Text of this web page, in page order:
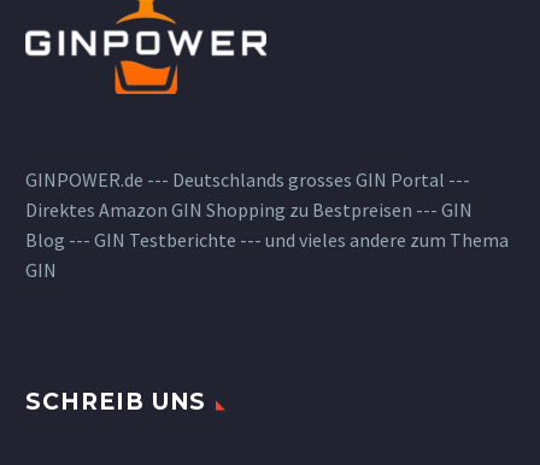
GINPOWER.de --- Deutschlands grosses GIN Portal ---
Direktes Amazon GIN Shopping zu Bestpreisen --- GIN
Blog --- GIN Testberichte --- und vieles andere zum Thema
GIN
SCHREIB UNS